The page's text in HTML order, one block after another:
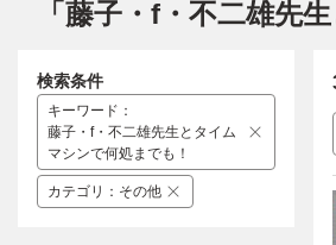
検索条件
キーワード ：
藤子・f・不二雄先生とタイム
マシンで何処までも！
カテゴリ ： その他